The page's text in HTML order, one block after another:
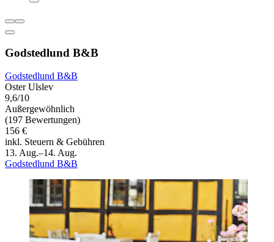
Godstedlund B&B
Godstedlund B&B
Oster Ulslev
9,6/10
Außergewöhnlich
(197 Bewertungen)
156 €
inkl. Steuern & Gebühren
13. Aug.–14. Aug.
Godstedlund B&B